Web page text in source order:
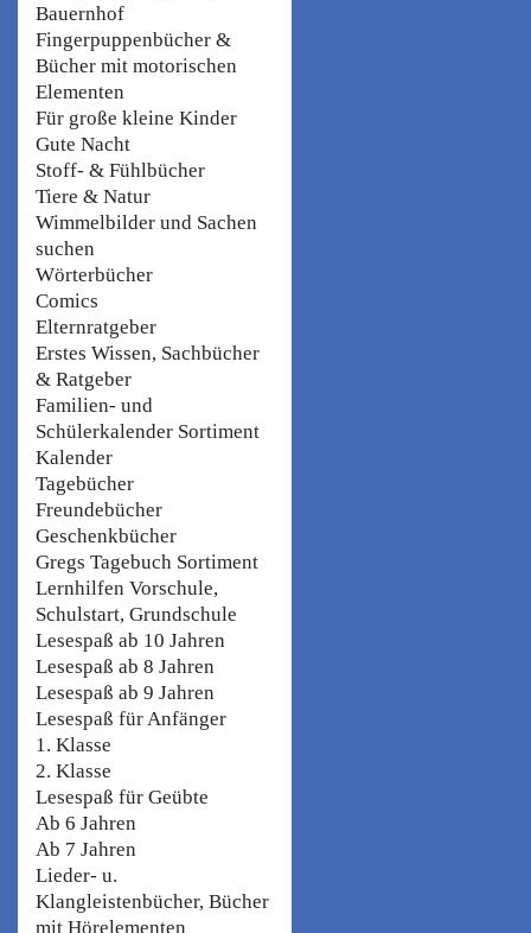
Bauernhof
Fingerpuppenbücher &
Bücher mit motorischen
Elementen
Für große kleine Kinder
Gute Nacht
Stoff- & Fühlbücher
Tiere & Natur
Wimmelbilder und Sachen
suchen
Wörterbücher
Comics
Elternratgeber
Erstes Wissen, Sachbücher
& Ratgeber
Familien- und
Schülerkalender Sortiment
Kalender
Tagebücher
Freundebücher
Geschenkbücher
Gregs Tagebuch Sortiment
Lernhilfen Vorschule,
Schulstart, Grundschule
Lesespaß ab 10 Jahren
Lesespaß ab 8 Jahren
Lesespaß ab 9 Jahren
Lesespaß für Anfänger
1. Klasse
2. Klasse
Lesespaß für Geübte
Ab 6 Jahren
Ab 7 Jahren
Lieder- u.
Klangleistenbücher, Bücher
mit Hörelementen